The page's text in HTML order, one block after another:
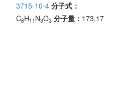
3715-10-4 分子式：
C6H11 N3O3 分子量： 173.17